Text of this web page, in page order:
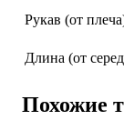
Рукав (от
Длина (от
Похожие